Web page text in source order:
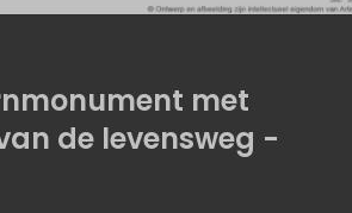
met
de levensweg -